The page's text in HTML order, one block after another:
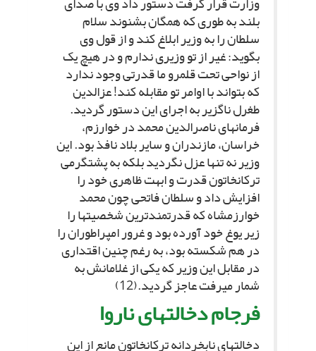
بلند به طورى که همگان بشنوند سلام
سلطان را به وزیر ابلاغ کند و از قول وى
بگوید: غیر از تو وزیرى ندارم و در هیچ یک
از نواحى تحت قلمرو ما قدرتى وجود ندارد
که بتواند با اوامر تو مقابله کند! عزالدین
طغرل ناگزیر به اجراى این دستور گردید.
فرمان‏هاى ناصرالدین محمد در خوارزم،
خراسان، مازندران و سایر بلاد نافذ بود. این
وزیر نه تنها عزل نگردید بلکه به پشت‏گرمى
ترکان‏خاتون قدرت و ابهت ظاهرى خود را
افزایش داد و سلطان فاتحى چون محمد
خوارزمشاه که قدرت‏مندترین شخصیت‏ها را
زیر یوغ خود آورده بود و غرور امپراطوران را
در هم شکسته بود، به رغم چنین اقتدارى
در مقابل این وزیر که یکى از غلامانش به
شمار مى‏رفت عاجز گردید.(12)
فرجام دخالت‏هاى ناروا
دخالت‏هاى نابخردانه ترکان‏خاتون مانع از این